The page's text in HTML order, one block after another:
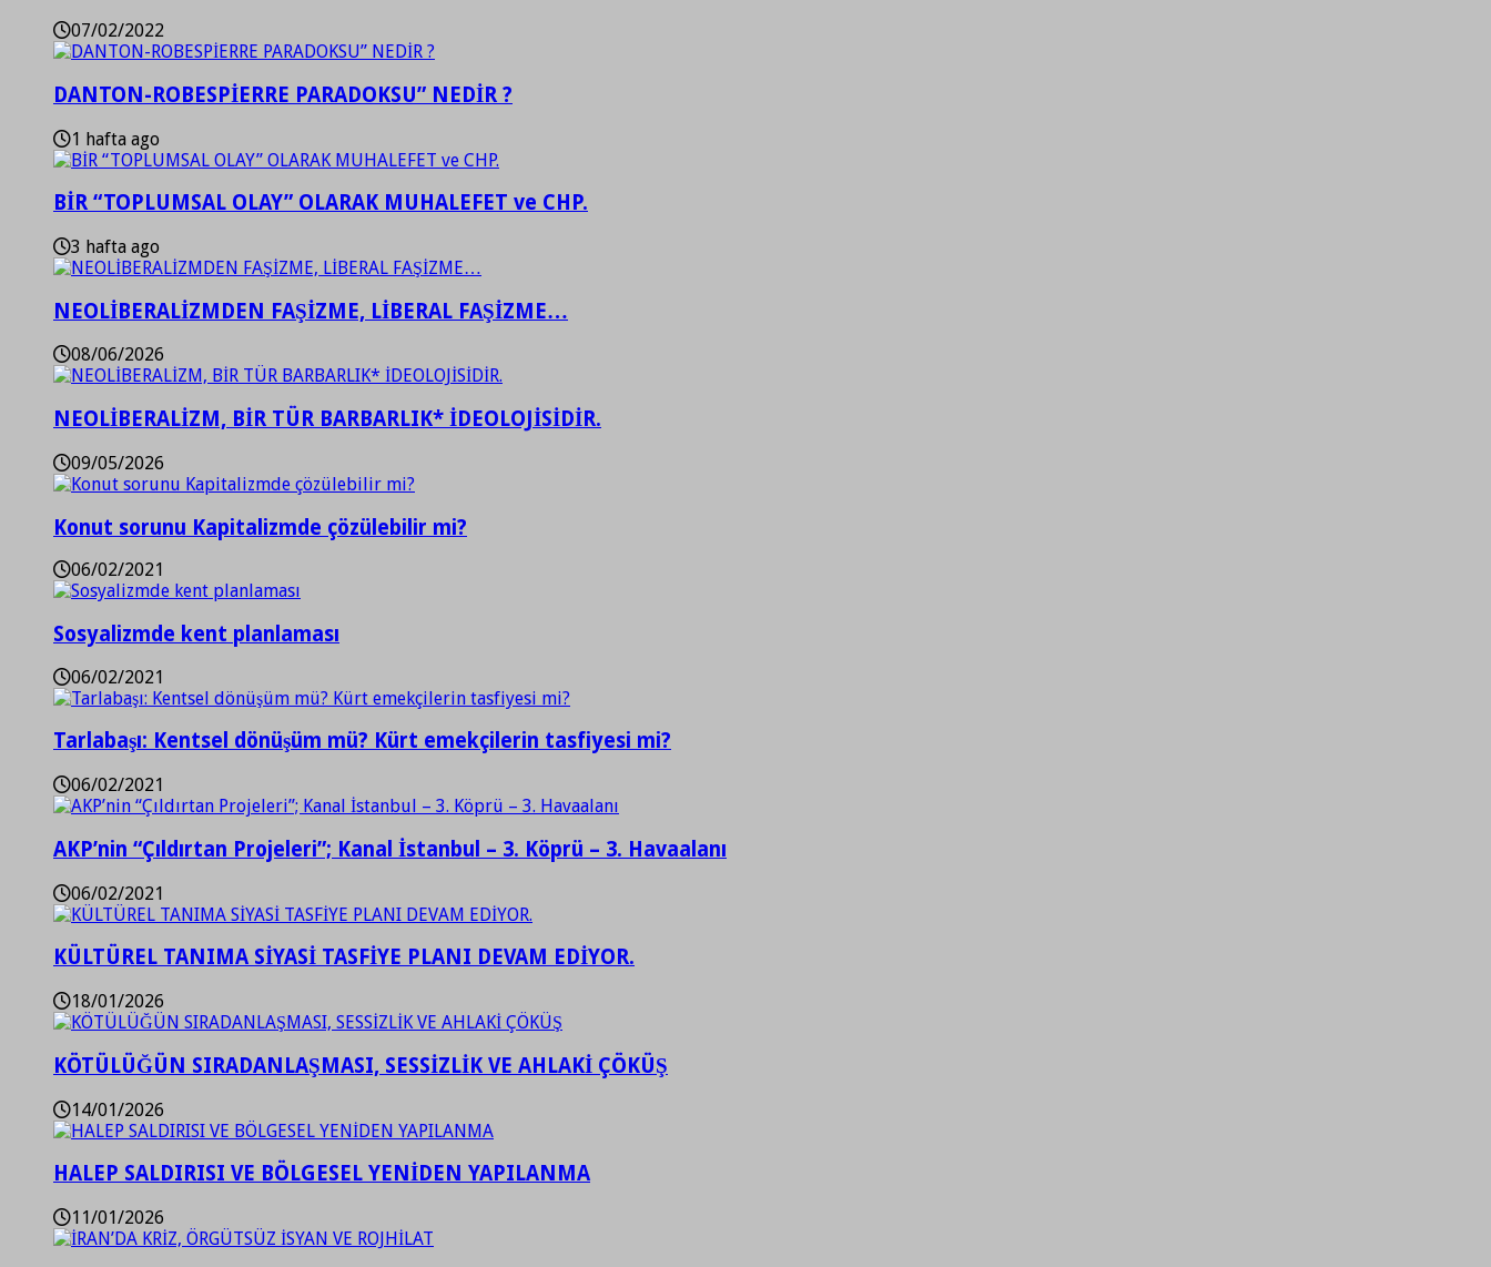
07/02/2022
DANTON-ROBESPİERRE PARADOKSU” NEDİR ?
1 hafta ago
BİR “TOPLUMSAL OLAY” OLARAK MUHALEFET ve CHP.
3 hafta ago
NEOLİBERALİZMDEN FAŞİZME, LİBERAL FAŞİZME…
08/06/2026
NEOLİBERALİZM, BİR TÜR BARBARLIK* İDEOLOJİSİDİR.
09/05/2026
Konut sorunu Kapitalizmde çözülebilir mi?
06/02/2021
Sosyalizmde kent planlaması
06/02/2021
Tarlabaşı: Kentsel dönüşüm mü? Kürt emekçilerin tasfiyesi mi?
06/02/2021
AKP’nin “Çıldırtan Projeleri”; Kanal İstanbul – 3. Köprü – 3. Havaalanı
06/02/2021
KÜLTÜREL TANIMA SİYASİ TASFİYE PLANI DEVAM EDİYOR.
18/01/2026
KÖTÜLÜĞÜN SIRADANLAŞMASI, SESSİZLİK VE AHLAKİ ÇÖKÜŞ
14/01/2026
HALEP SALDIRISI VE BÖLGESEL YENİDEN YAPILANMA
11/01/2026